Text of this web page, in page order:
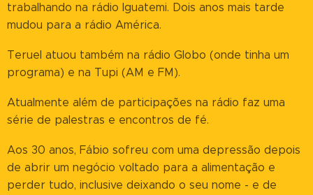
trabalhando na rádio Iguatemi. Dois anos mais tarde
mudou para a rádio América.
Teruel atuou também na rádio Globo (onde tinha um
programa) e na Tupi (AM e FM).
Atualmente além de participações na rádio faz uma
série de palestras e encontros de fé.
Aos 30 anos, Fábio sofreu com uma depressão depois
de abrir um negócio voltado para a alimentação e
perder tudo, inclusive deixando o seu nome - e de